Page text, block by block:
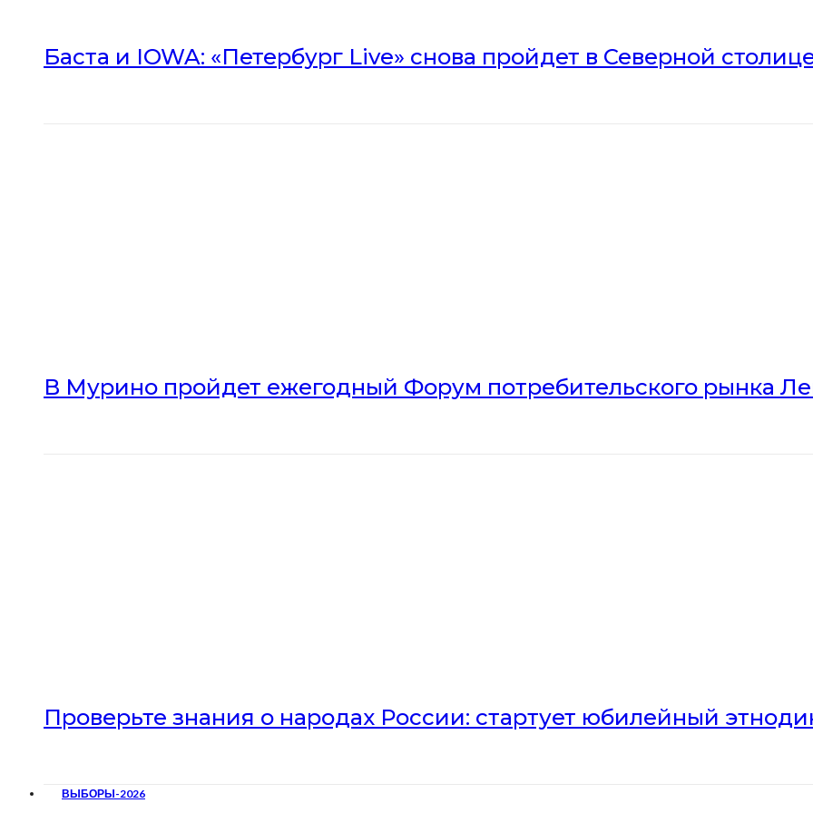
Баста и IOWA: «Петербург Live» снова пройдет в Северной
В Мурино пройдет ежегодный Форум потребительского рынка
Проверьте знания о народах России: стартует юбилейный
ВЫБОРЫ-2026